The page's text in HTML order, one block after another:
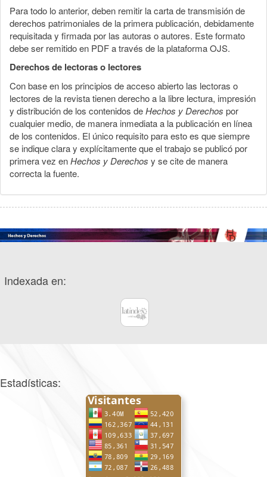
Para todo lo anterior, deben remitir la carta de transmisión de
derechos patrimoniales de la primera publicación, debidamente
requisitada y firmada por las autoras o autores. Este formato
debe ser remitido en PDF a través de la plataforma OJS.
Derechos de lectoras o lectores
Con base en los principios de acceso abierto las lectoras o
lectores de la revista tienen derecho a la libre lectura, impresión
y distribución de los contenidos deHechos y Derechos por
cualquier medio, de manera inmediata a la publicación en línea
de los contenidos. El único requisito para esto es que siempre
se indique clara y explícitamente que el trabajo se publicó por
primera vez enHechos y Derechos y se cite de manera
correcta la fuente.
Indexada en:
Estadísticas: